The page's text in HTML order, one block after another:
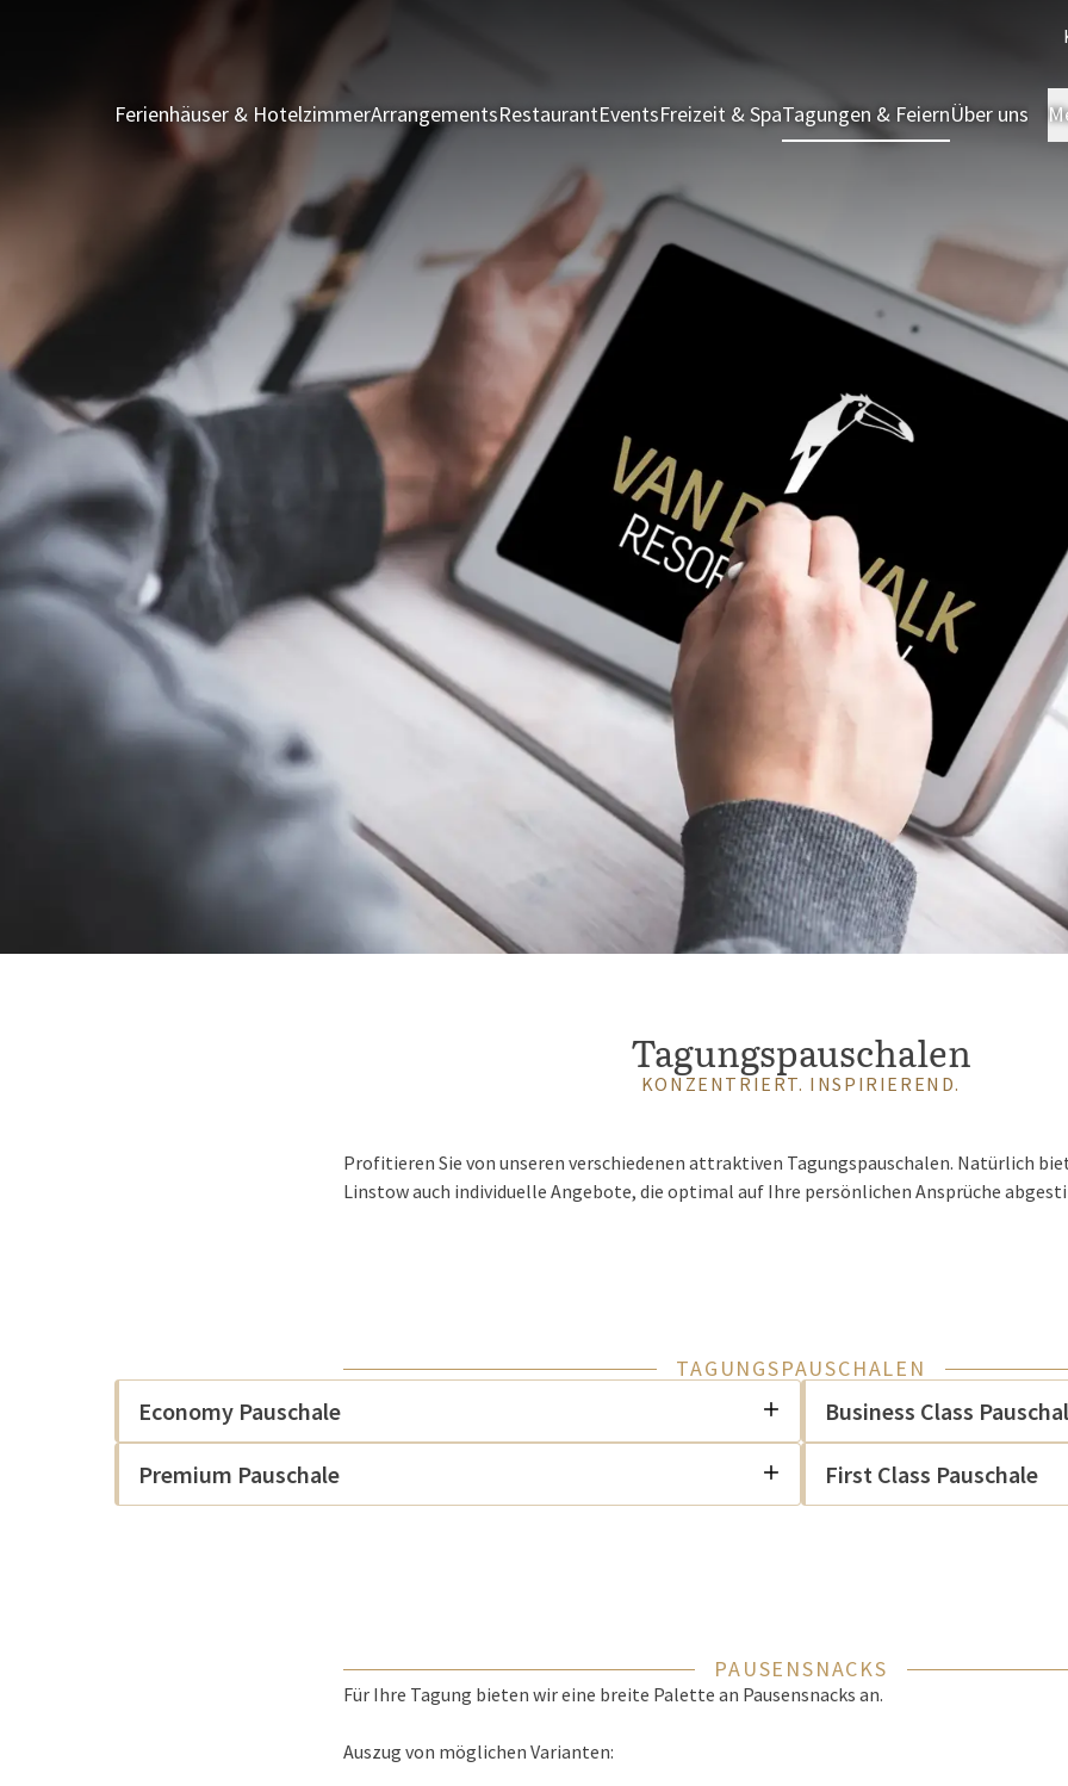
Ferienhäuser & HotelzimmerArrangementsRestaurantEventsFreizeit & SpaTagungen & FeiernÜber uns
Tagungspauschalen
KONZENTRIERT. INSPIRIEREND.
Profitieren Sie von unseren verschiedenen attraktiven Tagungspauschalen. Natürlich
Linstow auch individuelle Angebote, die optimal auf Ihre persönlichen Ansprüche
TAGUNGSPAUSCHALEN
Economy Pauschale
Premium Pauschale
Business Class
First Class Pauschale
PAUSENSNACKS
Für Ihre Tagung bieten wir eine breite Palette an Pausensnacks an.
Auszug von möglichen Varianten: